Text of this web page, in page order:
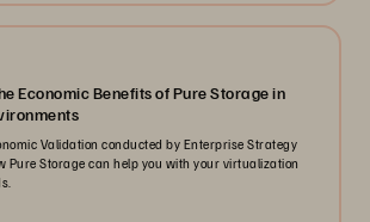
Economic Benefits of Pure Storage in
Validation conducted by Enterprise Strategy
Pure Storage can help you with your virtualization